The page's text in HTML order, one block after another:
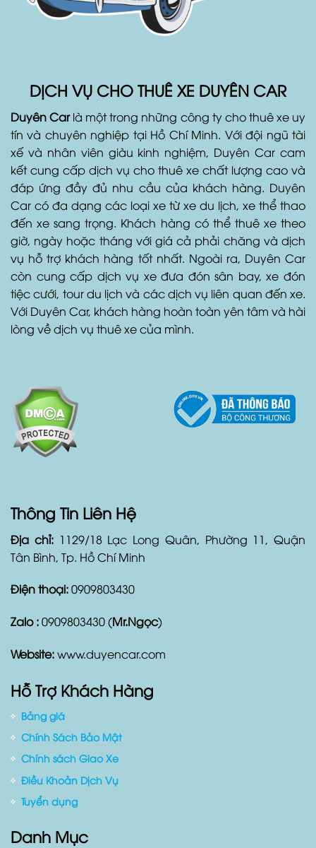
DỊCH VỤ CHO THUÊ XE DUYÊN CAR
Duyên Carlà một trong những công ty cho thuê xe uy
tín và chuyên nghiệp tại Hồ Chí Minh. Với đội ngũ tài
xế và nhân viên giàu kinh nghiệm, Duyên Car cam
kết cung cấp dịch vụ cho thuê xe chất lượng cao và
đáp ứng đầy đủ nhu cầu của khách hàng. Duyên
Car có đa dạng các loại xe từ xe du lịch, xe thể thao
đến xe sang trọng. Khách hàng có thể thuê xe theo
giờ, ngày hoặc tháng với giá cả phải chăng và dịch
vụ hỗ trợ khách hàng tốt nhất. Ngoài ra, Duyên Car
còn cung cấp dịch vụ xe đưa đón sân bay, xe đón
tiệc cưới, tour du lịch và các dịch vụ liên quan đến xe.
Với Duyên Car, khách hàng hoàn toàn yên tâm và hài
lòng về dịch vụ thuê xe của mình.
Thông Tin Liên Hệ
Địa chỉ: 1129/18 Lạc Long Quân, Phường 11, Quận
Tân Bình, Tp. Hồ Chí Minh
Điện thoại:0909803430
Zalo :0909803430 (Mr.Ngọc)
Website:www.duyencar.com
Hỗ Trợ Khách Hàng
Bảng giá
Chính Sách Bảo Mật
Chính sách Giao Xe
Điều Khoản Dịch Vụ
Tuyển dụng
Danh Mục